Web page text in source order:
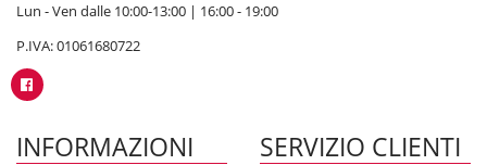
Lun - Ven dalle 10:00-13:00 | 16:00 - 19:00
P.IVA: 01061680722
INFORMAZIONI SERVIZIO CLIENTI